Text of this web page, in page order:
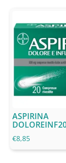
ASPIRINA
€8,85